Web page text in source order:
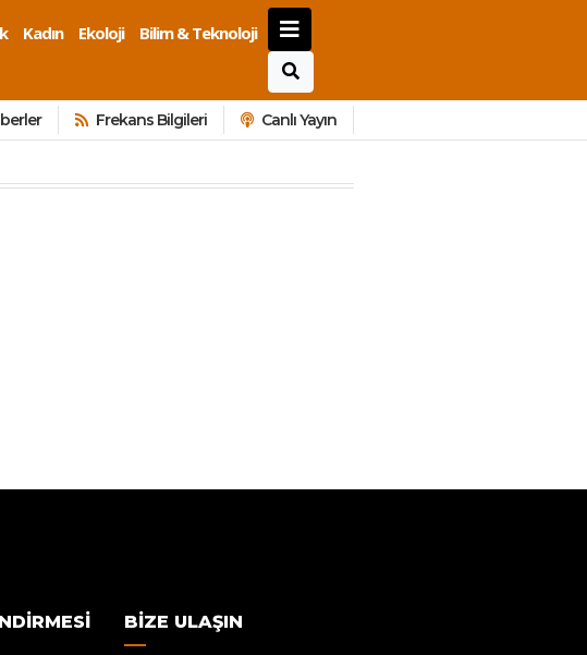
Kadın Ekoloji
Bilim & Teknoloji
Frekans Bilgileri Canlı Yayın
BIZE ULAŞIN